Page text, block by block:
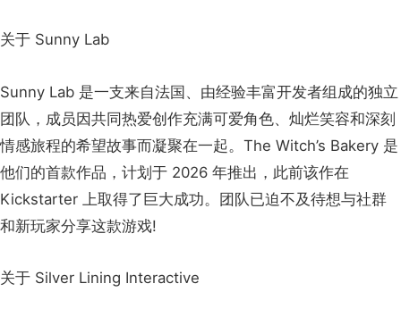
关于 Sunny Lab
Sunny Lab 是一支来自法国、由经验丰富开发者组成的独立
团队，成员因共同热爱创作充满可爱角色、灿烂笑容和深刻
情感旅程的希望故事而凝聚在一起。The Witch’s Bakery 是
他们的首款作品，计划于 2026 年推出，此前该作在
Kickstarter 上取得了巨大成功。团队已迫不及待想与社群
和新玩家分享这款游戏!
关于 Silver Lining Interactive